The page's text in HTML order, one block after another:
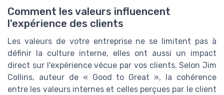
Comment les valeurs influencent
l'expérience des clients
Les valeurs de votre entreprise ne se limitent pas à
définir la culture interne, elles ont aussi un impact
direct sur l'expérience vécue par vos clients. Selon Jim
Collins, auteur de « Good to Great », la cohérence
entre les valeurs internes et celles perçues par le client